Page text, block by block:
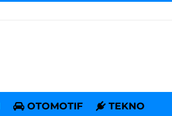
OTOMOTIF TEKNO